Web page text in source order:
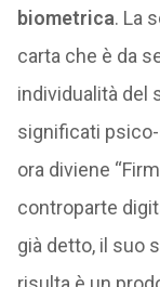
biometrica. La
carta che è da
individualità del
significati
ora diviene
controparte
già detto, il suo